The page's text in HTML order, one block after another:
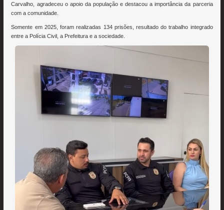
Carvalho, agradeceu o apoio da população e destacou a importância da parceria
com a comunidade.
Somente em 2025, foram realizadas 134 prisões, resultado do trabalho integrado
entre a Polícia Civil, a Prefeitura e a sociedade.